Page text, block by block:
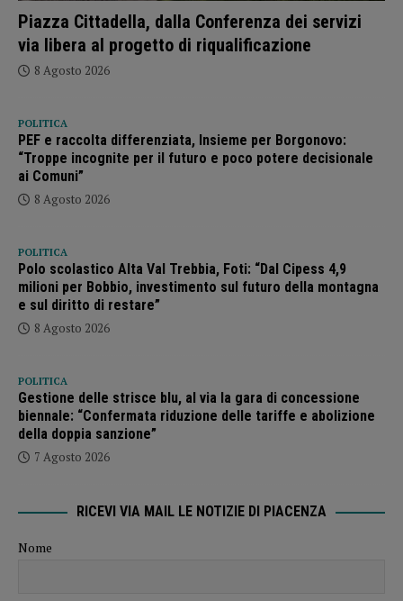
Piazza Cittadella, dalla Conferenza dei servizi
via libera al progetto di riqualificazione
8 Agosto 2026
POLITICA
PEF e raccolta differenziata, Insieme per Borgonovo:
“Troppe incognite per il futuro e poco potere decisionale
ai Comuni”
8 Agosto 2026
POLITICA
Polo scolastico Alta Val Trebbia, Foti: “Dal Cipess 4,9
milioni per Bobbio, investimento sul futuro della montagna
e sul diritto di restare”
8 Agosto 2026
POLITICA
Gestione delle strisce blu, al via la gara di concessione
biennale: “Confermata riduzione delle tariffe e abolizione
della doppia sanzione”
7 Agosto 2026
RICEVI VIA MAIL LE NOTIZIE DI PIACENZA
Nome